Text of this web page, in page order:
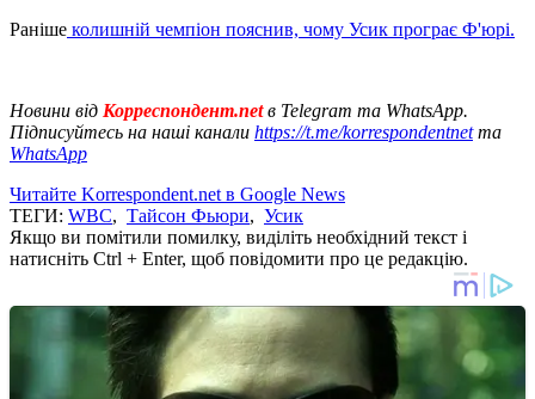
Раніше колишній чемпіон пояснив, чому Усик програє Ф'юрі.
Новини від Корреспондент.netв Telegram та WhatsApp.
Підписуйтесь на наші канали https://t.me/korrespondentnetта
WhatsApp
Читайте Korrespondent.net в Google News
ТЕГИ: WBC, Тайсон Фьюри, Усик
Якщо ви помітили помилку, виділіть необхідний текст і
натисніть Ctrl + Enter, щоб повідомити про це редакцію.